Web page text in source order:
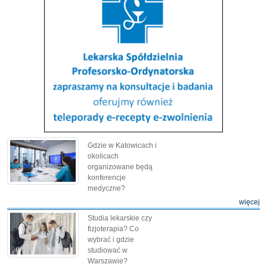
Gdzie w Katowicach i
okolicach
organizowane będą
konferencje
medyczne?
więcej
Studia lekarskie czy
fizjoterapia? Co
wybrać i gdzie
studiować w
Warszawie?